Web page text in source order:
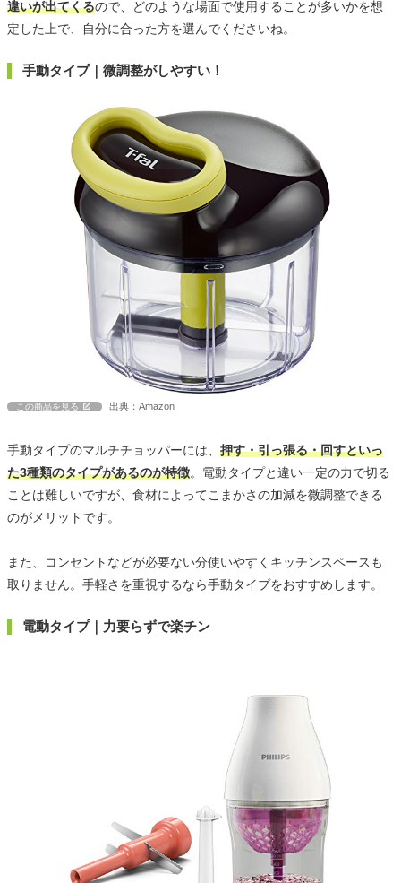
違いが出てくるので、どのような場面で使用することが多いかを想
定した上で、自分に合った方を選んでくださいね。
手動タイプ｜微調整がしやすい！
この商品を見る 出典：Amazon
手動タイプのマルチチョッパーには、 押す・引っ張る・回すといっ
た3種類のタイプがあるのが特徴。電動タイプと違い一定の力で切る
ことは難しいですが、食材によってこまかさの加減を微調整できる
のがメリットです。
また、コンセントなどが必要ない分使いやすくキッチンスペースも
取りません。手軽さを重視するなら手動タイプをおすすめします。
電動タイプ｜力要らずで楽チン